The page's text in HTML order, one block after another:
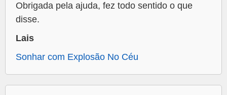
Obrigada pela ajuda, fez todo sentido o que
disse.
Lais
Sonhar com Explosão No Céu